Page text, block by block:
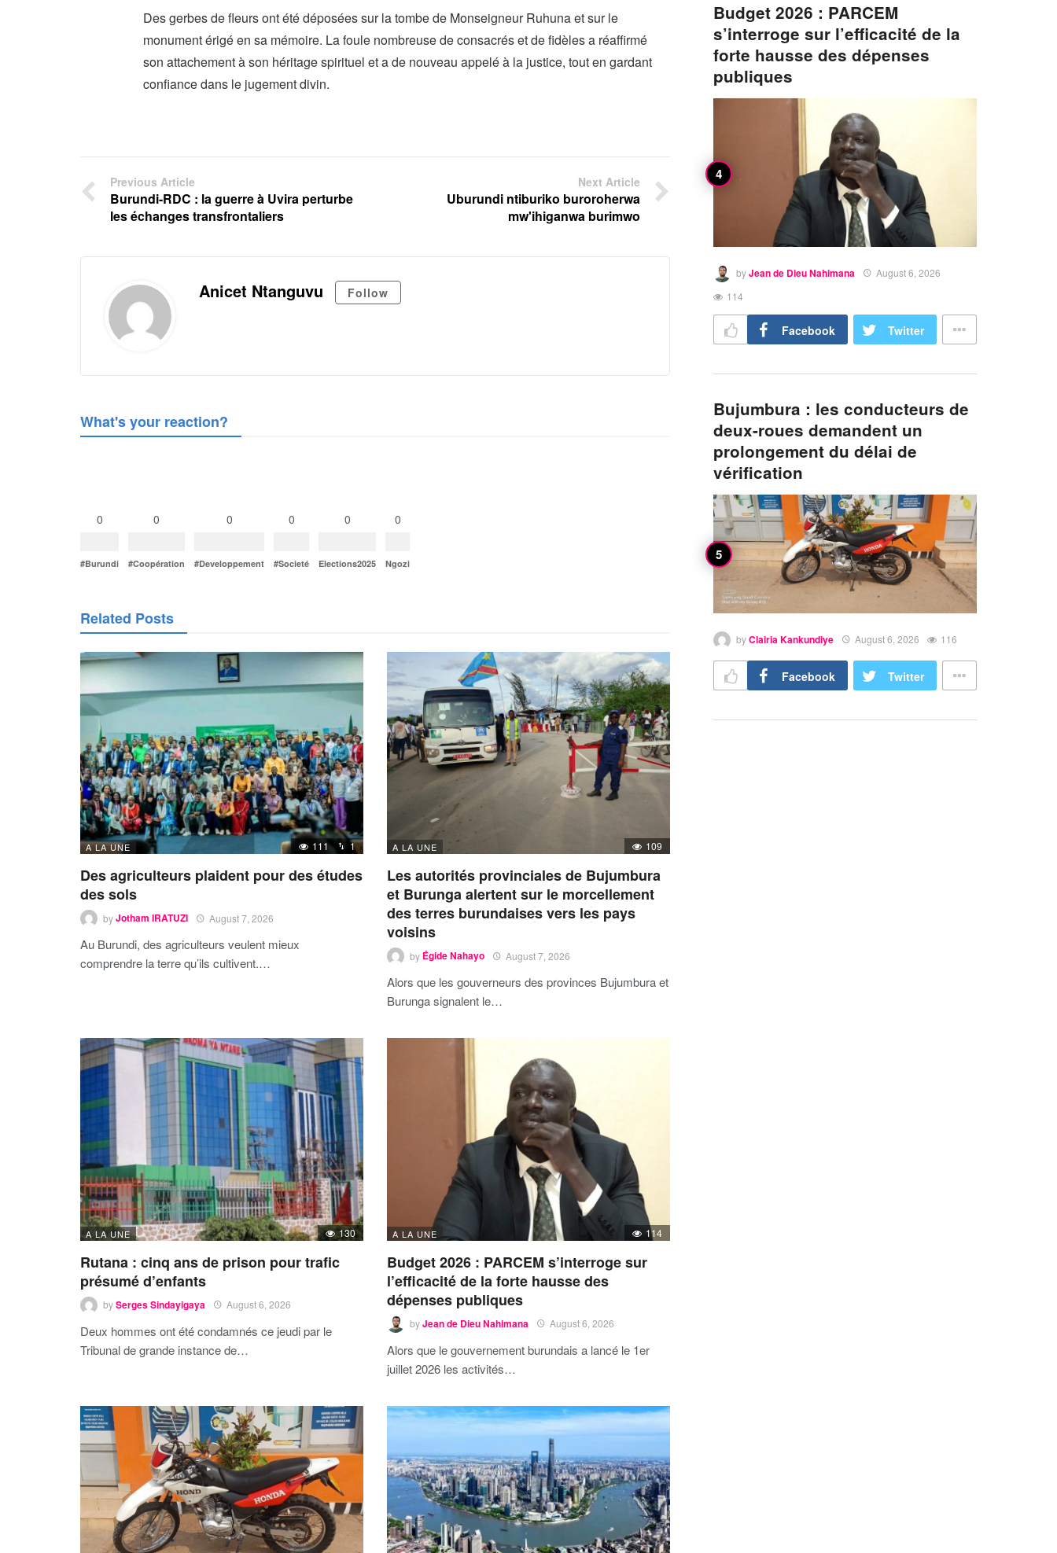
Des gerbes de fleurs ont été déposées sur la tombe de Monseigneur Ruhuna et sur le
monument érigé en sa mémoire. La foule nombreuse de consacrés et de fidèles a réaffirmé
son attachement à son héritage spirituel et a de nouveau appelé à la justice, tout en gardant
confiance dans le jugement divin.
Previous Article
Burundi-RDC : la guerre à Uvira perturbe
les échanges transfrontaliers
Next Article
Uburundi ntiburiko buroroherwa
mw'ihiganwa burimwo
Anicet Ntanguvu Follow
What's your reaction?
0
#Burundi
0
#Coopération
0
#Developpement
0
#Societé
0
Elections2025
0
Ngozi
Related Posts
A LA UNE 111 1
Des agriculteurs plaident pour des études
des sols
byJotham IRATUZI August 7, 2026
Au Burundi, des agriculteurs veulent mieux
comprendre la terre qu’ils cultivent.…
A LA UNE 109
Les autorités provinciales de Bujumbura
et Burunga alertent sur le morcellement
des terres burundaises vers les pays
voisins
by Égide Nahayo August 7, 2026
Alors que les gouverneurs des provinces Bujumbura et
Burunga signalent le…
A LA UNE 130
Rutana : cinq ans de prison pour trafic
présumé d’enfants
bySerges Sindayigaya August 6, 2026
Deux hommes ont été condamnés ce jeudi par le
Tribunal de grande instance de…
A LA UNE 114
Budget 2026 : PARCEM s’interroge sur
l’efficacité de la forte hausse des
dépenses publiques
byJean de Dieu Nahimana August 6, 2026
Alors que le gouvernement burundais a lancé le 1er
juillet 2026 les activités…
Budget 2026 : PARCEM
s’interroge sur l’efficacité de la
forte hausse des dépenses
publiques
byJean de Dieu Nahimana
August 6, 2026
114
Facebook Twitter
Bujumbura : les conducteurs de
deux-roues demandent un
prolongement du délai de
vérification
byClairia Kankundiye August 6, 2026 116
Facebook Twitter